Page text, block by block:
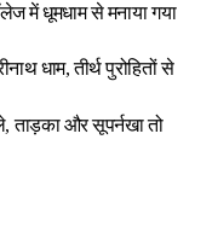
में धूमधाम से मनाया गया
धाम, तीर्थ पुरोहितों से
ताड़का और सूपर्नखा तो